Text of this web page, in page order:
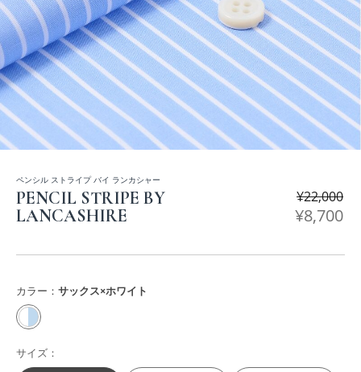
ペンシル ストライプ バイ ランカシャー
PENCIL STRIPE BY
LANCASHIRE
¥22,000
¥8,700
カラー： サックス×ホワイト
サイズ：